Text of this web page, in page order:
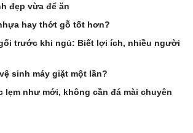
đẹp vừa để ăn
hay thớt gỗ tốt hơn?
trước khi ngủ: Biết lợi ích, nhiều người
sinh máy giặt một lần?
lẹm như mới, không cần đá mài chuyên